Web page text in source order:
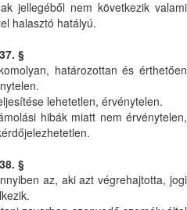
jellegéből nem következik valami
halasztó hatályú.
37. §
határozottan és érthetően
lehetetlen, érvénytelen.
hibák miatt nem érvénytelen,
38. §
az, aki azt végrehajtotta, jogi